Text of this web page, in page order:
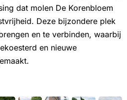
dat molen De Korenbloem
Deze bijzondere plek
en te verbinden, waarbij
en nieuwe